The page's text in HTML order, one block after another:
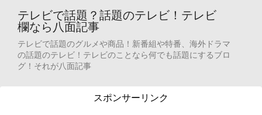
テレビで話題？話題のテレビ！テレビ
欄なら八面記事
テレビで話題のグルメや商品！新番組や特番、海外ドラマ
の話題のテレビ！テレビのことなら何でも話題にするブロ
グ！それが八面記事
スポンサーリンク